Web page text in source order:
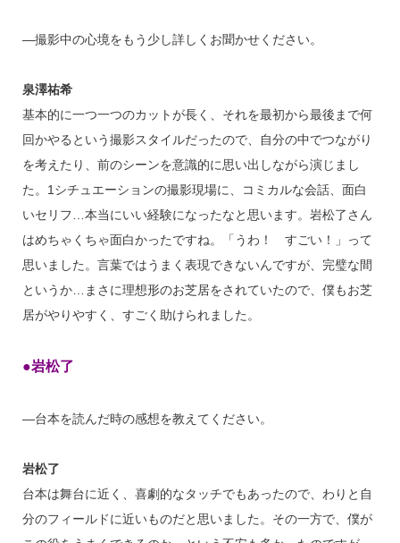
―撮影中の心境をもう少し詳しくお聞かせください。
泉澤祐希
基本的に一つ一つのカットが長く、それを最初から最後まで何
回かやるという撮影スタイルだったので、自分の中でつながり
を考えたり、前のシーンを意識的に思い出しながら演じまし
た。1シチュエーションの撮影現場に、コミカルな会話、面白
いセリフ…本当にいい経験になったなと思います。岩松了さん
はめちゃくちゃ面白かったですね。「うわ！ すごい！」って
思いました。言葉ではうまく表現できないんですが、完璧な間
というか…まさに理想形のお芝居をされていたので、僕もお芝
居がやりやすく、すごく助けられました。
●岩松了
―台本を読んだ時の感想を教えてください。
岩松了
台本は舞台に近く、喜劇的なタッチでもあったので、わりと自
分のフィールドに近いものだと思いました。その一方で、僕が